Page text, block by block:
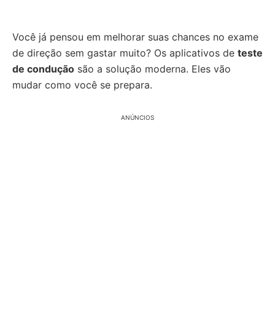
Você já pensou em melhorar suas chances no exame
de direção sem gastar muito? Os aplicativos de teste
de condução são a solução moderna. Eles vão
mudar como você se prepara.
ANÚNCIOS